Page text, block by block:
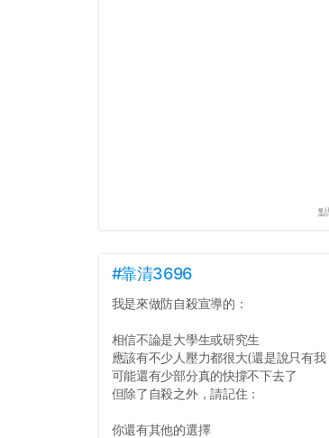
#靠清3696
我是來做防自殺宣導的：
相信不論是大學生或研究生
應該有不少人壓力都很大(還是說只有我
可能還有少部分真的快撐不下去了
但除了自殺之外，請記住：
你還有其他的選擇